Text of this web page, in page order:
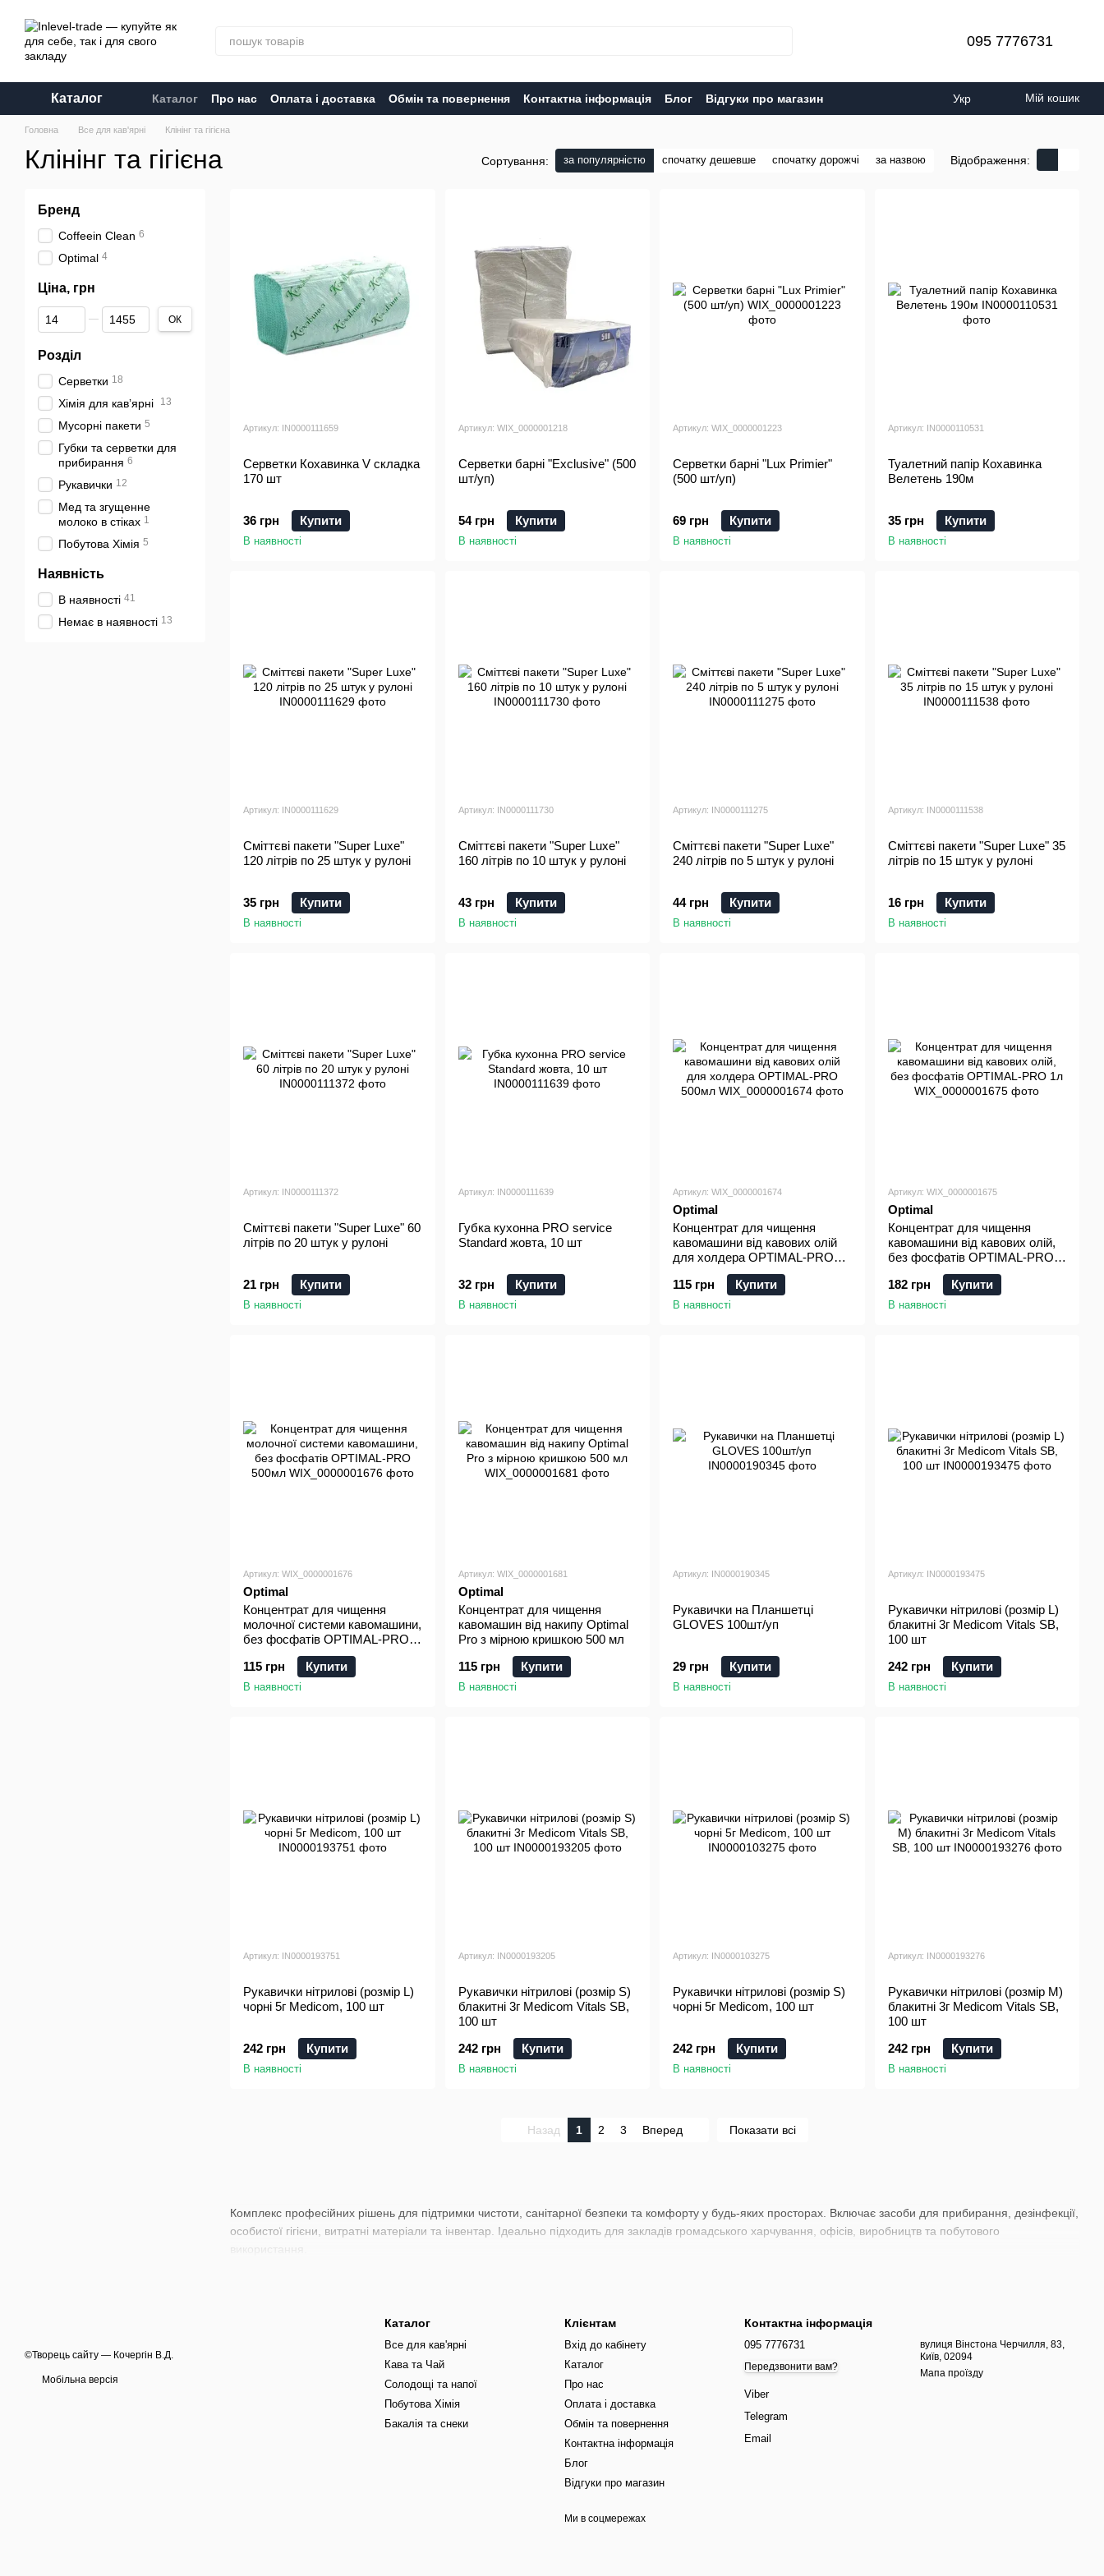
095 7776731
Каталог Каталог Про нас Оплата і доставка Обмін та повернення Контактна інформація Блог Відгуки про магазин Укр Мій кошик
Головна Все для кав'ярні Клінінг та гігієна
Клінінг та гігієна Сортування: за популярністю спочатку дешевше спочатку дорожчі за назвою Відображення:
Комплекс професійних рішень для підтримки чистоти, санітарної безпеки та комфорту у будь-яких просторах. Включає засоби для прибирання, дезінфекції,
особистої гігієни, витратні матеріали та інвентар. Ідеально підходить для закладів громадського харчування, офісів, виробництв та побутового
Артикул: IN0000111659
Серветки Кохавинка V складка
170 шт
36 грн Купити
В наявності
Артикул: WIX_0000001218
Серветки барні "Exclusive" (500
шт/уп)
54 грн Купити
В наявності
Артикул: WIX_0000001223
Серветки барні "Lux Primier"
(500 шт/уп)
69 грн Купити
В наявності
Артикул: IN0000110531
Туалетний папір Кохавинка
Велетень 190м
35 грн Купити
В наявності
Артикул: IN0000111629
Сміттєві пакети "Super Luxe"
120 літрів по 25 штук у рулоні
35 грн Купити
В наявності
Артикул: IN0000111730
Сміттєві пакети "Super Luxe"
160 літрів по 10 штук у рулоні
43 грн Купити
В наявності
Артикул: IN0000111275
Сміттєві пакети "Super Luxe"
240 літрів по 5 штук у рулоні
44 грн Купити
В наявності
Артикул: IN0000111538
Сміттєві пакети "Super Luxe" 35
літрів по 15 штук у рулоні
16 грн Купити
В наявності
Артикул: IN0000111372
Сміттєві пакети "Super Luxe" 60
літрів по 20 штук у рулоні
21 грн Купити
В наявності
Артикул: IN0000111639
Губка кухонна PRO service
Standard жовта, 10 шт
32 грн Купити
В наявності
Артикул: WIX_0000001674
Optimal
Концентрат для чищення
кавомашини від кавових олій
для холдера OPTIMAL-PRO
115 грн
Купити
В наявності
Артикул: WIX_0000001675
Optimal
Концентрат для чищення
кавомашини від кавових олій,
без фосфатів OPTIMAL-PRO
182 грн
Купити
В наявності
Артикул: WIX_0000001676
Optimal
Концентрат для чищення
молочної системи кавомашини,
без фосфатів OPTIMAL-PRO
115 грн
Купити
В наявності
Артикул: WIX_0000001681
Optimal
Концентрат для чищення
кавомашин від накипу Optimal
Pro з мірною кришкою 500 мл
115 грн
Купити
В наявності
Артикул: IN0000190345
Рукавички на Планшетці
GLOVES 100шт/уп
29 грн Купити
В наявності
Артикул: IN0000193475
Рукавички нітрилові (розмір L)
блакитні 3г Medicom Vitals SB,
100 шт
242 грн
Купити
В наявності
Артикул: IN0000193751
Рукавички нітрилові (розмір L)
чорні 5г Medicom, 100 шт
242 грн Купити
В наявності
Артикул: IN0000193205
Рукавички нітрилові (розмір S)
блакитні 3г Medicom Vitals SB,
100 шт
242 грн
Купити
В наявності
Артикул: IN0000103275
Рукавички нітрилові (розмір S)
чорні 5г Medicom, 100 шт
242 грн Купити
В наявності
Артикул: IN0000193276
Рукавички нітрилові (розмір M)
блакитні 3г Medicom Vitals SB,
100 шт
242 грн
Купити
В наявності
Назад 1 2 3 Вперед Показати всі
Бренд
Coffeein Clean 6
Optimal 4
Ціна, грн
Від Ціна, грн
До Ціна, грн ОК
Розділ
Серветки 18
Хімія для кавʼярні 13
Мусорні пакети 5
Губки та серветки для
прибирання 6
Рукавички 12
Мед та згущенне
молоко в стіках 1
Побутова Хімія 5
Наявність
В наявності 41
Немає в наявності 13
©Творець сайту — Кочергін В.Д.
Мобільна версія
Каталог
Все для кав'ярні
Кава та Чай
Солодощі та напої
Побутова Хімія
Бакалія та снеки
Клієнтам
Вхід до кабінету
Каталог
Про нас
Оплата і доставка
Обмін та повернення
Контактна інформація
Блог
Відгуки про магазин
Ми в соцмережах
Контактна інформація
095 7776731
Передзвонити вам?
Viber
Telegram
Email
вулиця Вінстона Черчилля, 83,
Київ, 02094
Мапа проїзду